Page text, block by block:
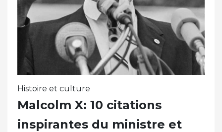
Histoire et culture
Malcolm X: 10 citations
inspirantes du ministre et